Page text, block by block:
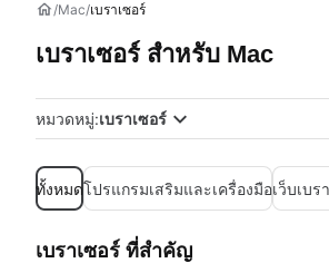
Mac เบราเซอร์
เบราเซอร์ สำหรับ Mac
หมวดหมู่:เบราเซอร์
ทั้งหมดโปรแกรมเสริมและเครื่องมือเว็บเบร
เบราเซอร์ ที่สำคัญ